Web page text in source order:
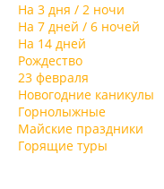
На 3 дня / 2 ночи
На 7 дней / 6 ночей
На 14 дней
Рождество
23 февраля
Новогодние каникулы
Горнолыжные
Майские праздники
Горящие туры